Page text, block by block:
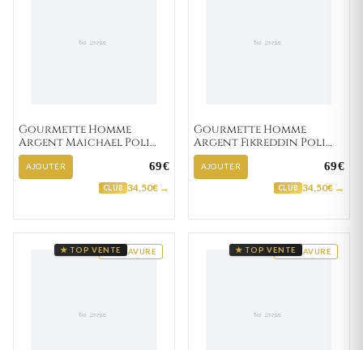
Gourmette Homme
Argent Maichael Poli
figaro
AJOUTER 69€
CLUB 34,50€ →
Gourmette Homme
Argent Fikreddin Poli
cheval
AJOUTER 69€
CLUB 34,50€ →
GRAVURE
★ TOP VENTE GRAVURE
★ TOP VENTE